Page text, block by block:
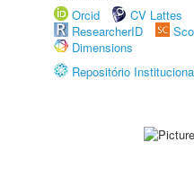
Orcid
CV Lattes
ResearcherID
Dimensions
Repositório